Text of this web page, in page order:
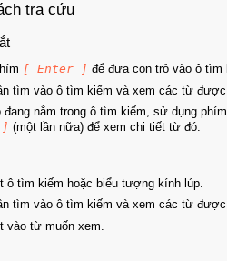
tra cứu
[ Enter ] để đưa con trỏ vào ô tìm
tìm vào ô tìm kiếm và xem các từ
đang nằm trong ô tìm kiếm, sử dụng
] (một lần nữa) để xem chi tiết từ đó.
ô tìm kiếm hoặc biểu tượng kính lúp.
tìm vào ô tìm kiếm và xem các từ
vào từ muốn xem.